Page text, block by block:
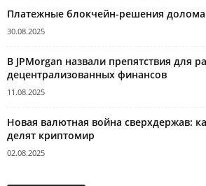
Платежные блокчейн-решения
30.08.2025
В JPMorgan назвали препятствия для
децентрализованных финансов
11.08.2025
Новая валютная война сверхдержав:
делят криптомир
02.08.2025